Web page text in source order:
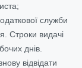
служби
Строки видачі
днів.
відвідати